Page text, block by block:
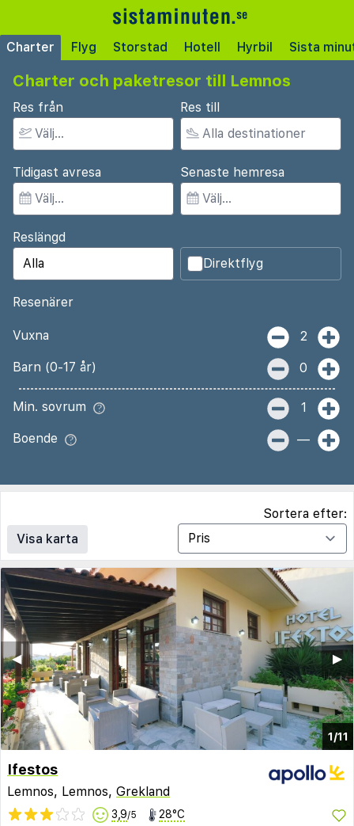
Charter Flyg Storstad Hotell Hyrbil Sista
Charter och paketresor till Lemnos
Res från Res till
Tidigast avresa Senaste hemresa
Reslängd
Direktflyg
Resenärer
Vuxna 2
Barn (0-17 år) 0
Min. sovrum 1
Boende —
Visa karta
Sortera efter:
1/11
▶︎
◀︎
Ifestos
Lemnos, Lemnos, Grekland
3,9/5 28°C